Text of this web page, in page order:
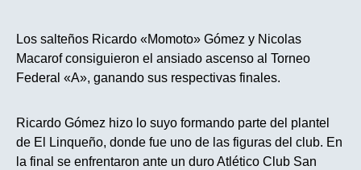
Los salteños Ricardo «Momoto» Gómez y Nicolas
Macarof consiguieron el ansiado ascenso al Torneo
Federal «A», ganando sus respectivas finales.
Ricardo Gómez hizo lo suyo formando parte del plantel
de El Linqueño, donde fue uno de las figuras del club. En
la final se enfrentaron ante un duro Atlético Club San